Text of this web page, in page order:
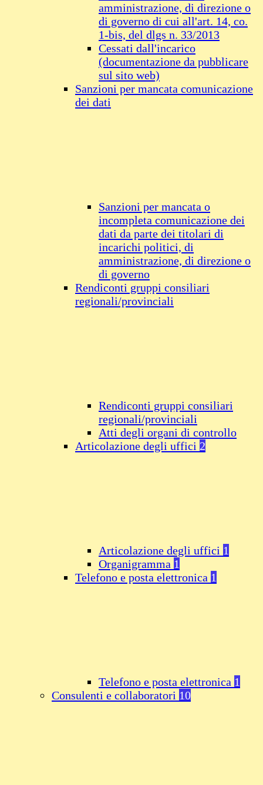
amministrazione, di direzione o
di governo di cui all'art. 14, co.
1-bis, del dlgs n. 33/2013
Cessati dall'incarico
(documentazione da pubblicare
sul sito web)
Sanzioni per mancata comunicazione
dei dati
Sanzioni per mancata o
incompleta comunicazione dei
dati da parte dei titolari di
incarichi politici, di
amministrazione, di direzione o
di governo
Rendiconti gruppi consiliari
regionali/provinciali
Rendiconti gruppi consiliari
regionali/provinciali
Atti degli organi di controllo
Articolazione degli uffici 2
Articolazione degli uffici 1
Organigramma 1
Telefono e posta elettronica 1
Telefono e posta elettronica 1
Consulenti e collaboratori 10